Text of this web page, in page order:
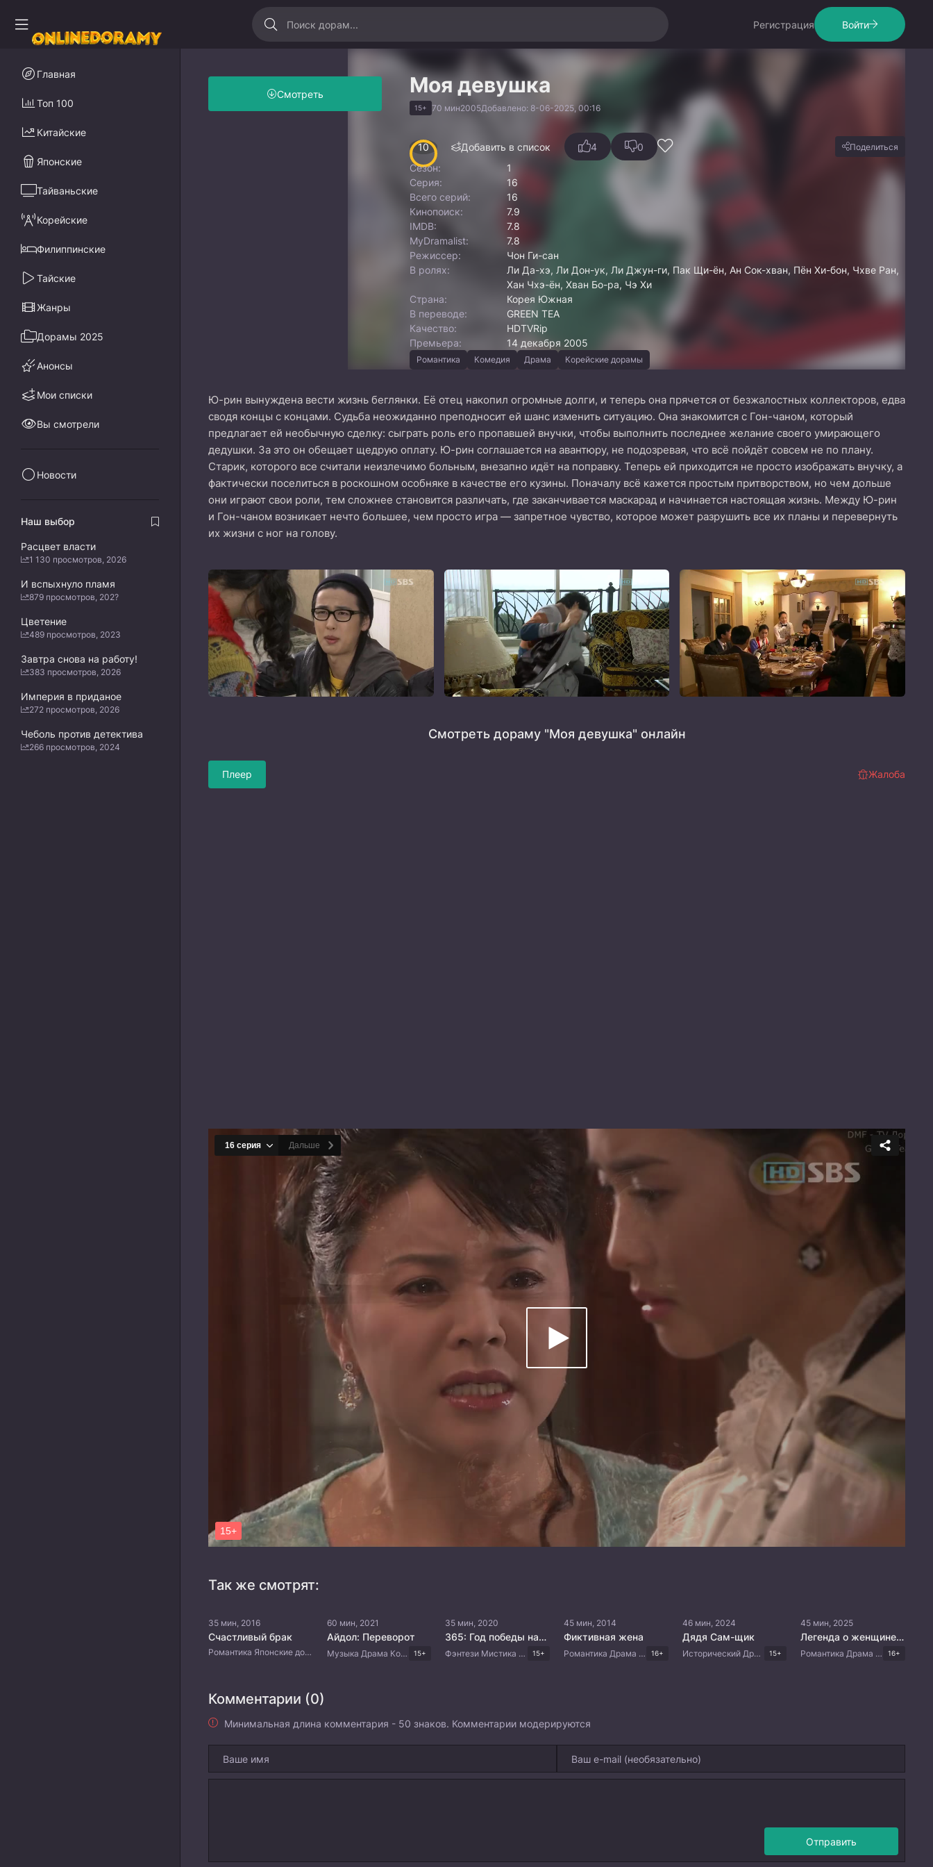
Регистрация Войти
Моя девушка
15+ 70 мин2005Добавлено: 8-06-2025, 00:16
Смотреть
10 Добавить в список 4 0 Поделиться
Сезон:
1
Серия:
16
Всего серий:
16
Кинопоиск:
7.9
IMDB:
7.8
MyDramalist:
7.8
Режиссер:
Чон Ги-сан
В ролях:
Ли Да-хэ, Ли Дон-ук, Ли Джун-ги, Пак Щи-ён, Ан Сок-хван, Пён Хи-бон, Чхве Ран,
Хан Чхэ-ён, Хван Бо-ра, Чэ Хи
Страна:
Корея Южная
В переводе:
GREEN TEA
Качество:
HDTVRip
Премьера:
14 декабря 2005
Романтика Комедия Драма Корейские дорамы
Ю-рин вынуждена вести жизнь беглянки. Её отец накопил огромные долги, и теперь она прячется от безжалостных коллекторов, едва
сводя концы с концами. Судьба неожиданно преподносит ей шанс изменить ситуацию. Она знакомится с Гон-чаном, который
предлагает ей необычную сделку: сыграть роль его пропавшей внучки, чтобы выполнить последнее желание своего умирающего
дедушки. За это он обещает щедрую оплату. Ю-рин соглашается на авантюру, не подозревая, что всё пойдёт совсем не по плану.
Старик, которого все считали неизлечимо больным, внезапно идёт на поправку. Теперь ей приходится не просто изображать внучку, а
фактически поселиться в роскошном особняке в качестве его кузины. Поначалу всё кажется простым притворством, но чем дольше
они играют свои роли, тем сложнее становится различать, где заканчивается маскарад и начинается настоящая жизнь. Между Ю-рин
и Гон-чаном возникает нечто большее, чем просто игра — запретное чувство, которое может разрушить все их планы и перевернуть
их жизни с ног на голову.
Смотреть дораму "Моя девушка" онлайн
Плеер Жалоба
Так же смотрят:
35 мин, 2016
Счастливый брак
Романтика Японские дорамы
60 мин, 2021
Айдол: Переворот
Музыка Драма Корейские дорамы 15+
35 мин, 2020
365: Год победы над судьбой
Фэнтези Мистика Триллер Драма Корейские дорамы 15+
45 мин, 2014
Фиктивная жена
Романтика Драма Тайские дорамы 16+
46 мин, 2024
Дядя Сам-щик
Исторический Драма Корейские дорамы 15+
45 мин, 2025
Легенда о женщине-генерале
Романтика Драма Боевые искусства Китайские дорамы Дорамы 2025 16+
Комментарии (0)
Минимальная длина комментария - 50 знаков. Комментарии модерируются
Отправить
Главная
Топ 100
Китайские
Японские
Тайваньские
Корейские
Филиппинские
Тайские
Жанры
Дорамы 2025
Анонсы
Мои списки
Вы смотрели
Новости
Наш выбор
Расцвет власти
1 130 просмотров, 2026
И вспыхнуло пламя
879 просмотров, 202?
Цветение
489 просмотров, 2023
Завтра снова на работу!
383 просмотров, 2026
Империя в приданое
272 просмотров, 2026
Чеболь против детектива
266 просмотров, 2024